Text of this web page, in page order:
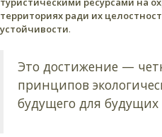
территориях ради их
устойчивости.
Это достижение —
принципов
будущего для